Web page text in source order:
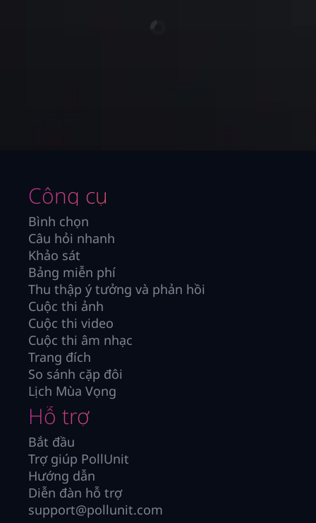
Công cụ
Bình chọn
Câu hỏi nhanh
Khảo sát
Bảng miễn phí
Thu thập ý tưởng và phản hồi
Cuộc thi ảnh
Cuộc thi video
Cuộc thi âm nhạc
Trang đích
So sánh cặp đôi
Lịch Mùa Vọng
Hỗ trợ
Bắt đầu
Trợ giúp PollUnit
Hướng dẫn
Diễn đàn hỗ trợ
support@pollunit.com